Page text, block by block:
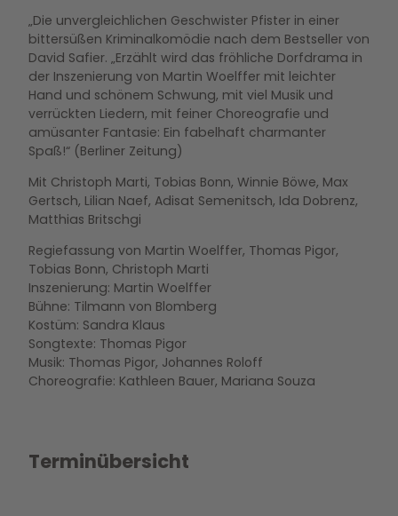
„Die unvergleichlichen Geschwister Pfister in einer
bittersüßen Kriminalkomödie nach dem Bestseller von
David Safier. „Erzählt wird das fröhliche Dorfdrama in
der Inszenierung von Martin Woelffer mit leichter
Hand und schönem Schwung, mit viel Musik und
verrückten Liedern, mit feiner Choreografie und
amüsanter Fantasie: Ein fabelhaft charmanter
Spaß!“ (Berliner Zeitung)
Mit Christoph Marti, Tobias Bonn, Winnie Böwe, Max
Gertsch, Lilian Naef, Adisat Semenitsch, Ida Dobrenz,
Matthias Britschgi
Regiefassung von Martin Woelffer, Thomas Pigor,
Tobias Bonn, Christoph Marti
Inszenierung: Martin Woelffer
Bühne: Tilmann von Blomberg
Kostüm: Sandra Klaus
Songtexte: Thomas Pigor
Musik: Thomas Pigor, Johannes Roloff
Choreografie: Kathleen Bauer, Mariana Souza
Terminübersicht